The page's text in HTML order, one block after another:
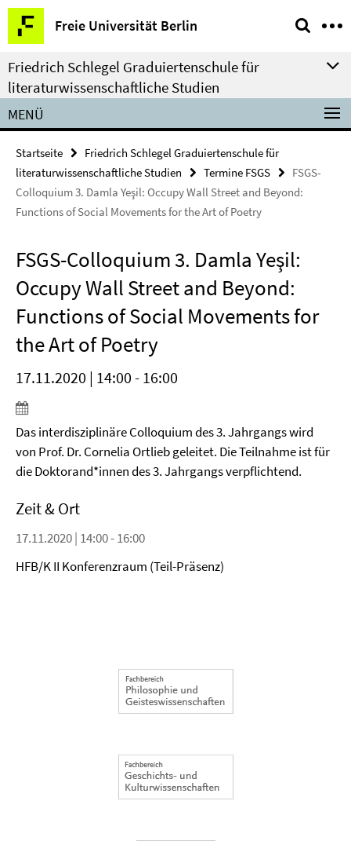
Springe
direkt
zu
Inhalt
Freie Universität Berlin
Service-
Navigation
Friedrich Schlegel Graduiertenschule für
literaturwissenschaftliche Studien
MENÜ
Startseite
Friedrich Schlegel Graduiertenschule für
literaturwissenschaftliche Studien
Termine FSGS
FSGS-
Colloquium 3. Damla Yeşil: Occupy Wall Street and Beyond:
Functions of Social Movements for the Art of Poetry
FSGS-Colloquium 3. Damla Yeşil:
Occupy Wall Street and Beyond:
Functions of Social Movements for
the Art of Poetry
17.11.2020 | 14:00 - 16:00
Das interdisziplinäre Colloquium des 3. Jahrgangs wird
von Prof. Dr. Cornelia Ortlieb geleitet. Die Teilnahme ist für
die Doktorand*innen des 3. Jahrgangs verpflichtend.
Zeit & Ort
17.11.2020 | 14:00 - 16:00
HFB/K II Konferenzraum (Teil-Präsenz)